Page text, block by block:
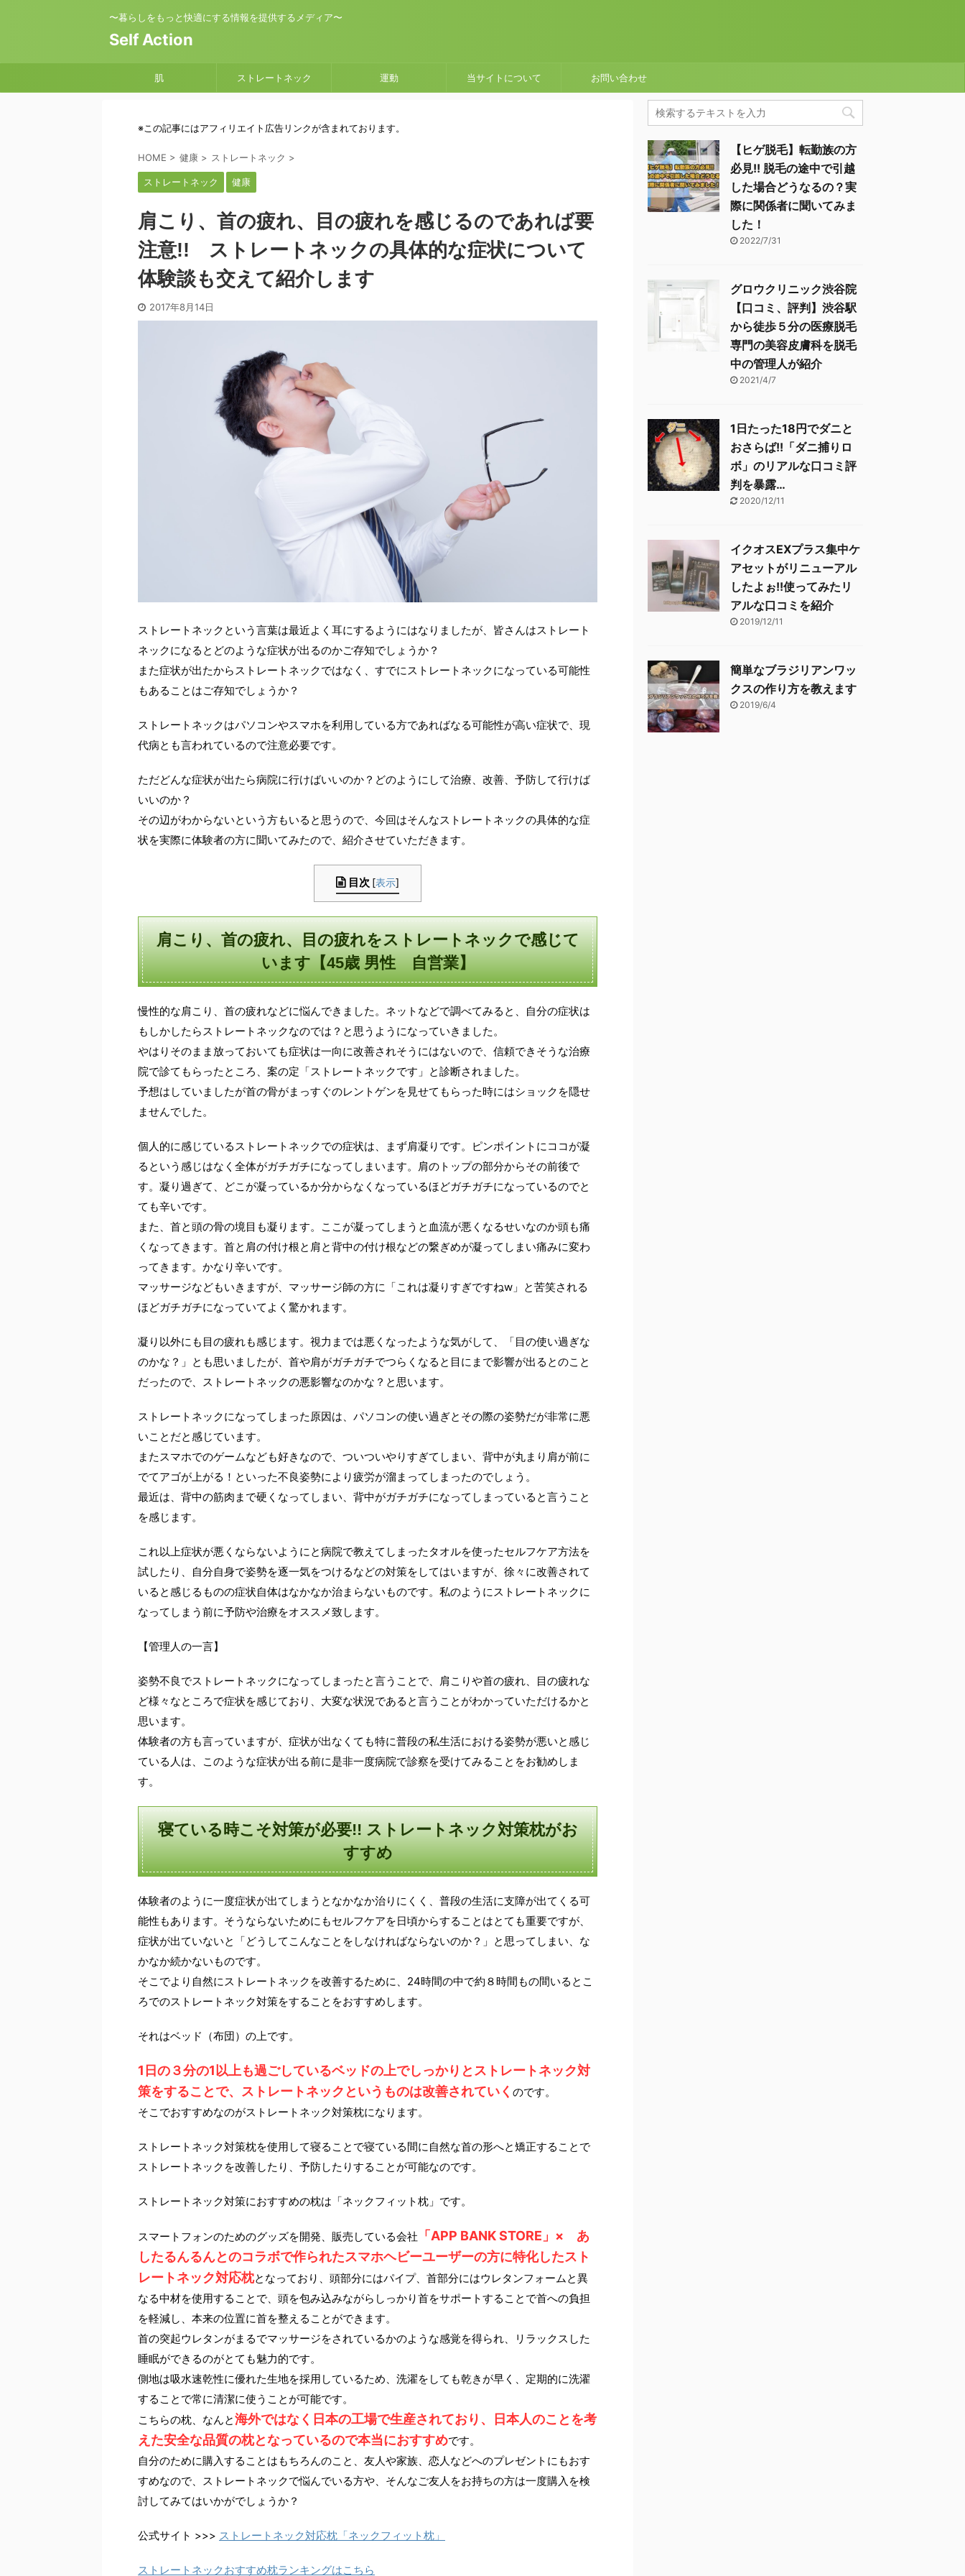
〜暮らしをもっと快適にする情報を提供するメディア〜
Self Action
肌 ストレートネック 運動 当サイトについて お問い合わせ
※この記事にはアフィリエイト広告リンクが含まれております。
HOME > 健康 > ストレートネック >
ストレートネック 健康
肩こり、首の疲れ、目の疲れを感じるのであれば要
注意!! ストレートネックの具体的な症状について
体験談も交えて紹介します
2017年8月14日
ストレートネックという言葉は最近よく耳にするようにはなりましたが、皆さんはストレート
ネックになるとどのような症状が出るのかご存知でしょうか？
また症状が出たからストレートネックではなく、すでにストレートネックになっている可能性
もあることはご存知でしょうか？
ストレートネックはパソコンやスマホを利用している方であればなる可能性が高い症状で、現
代病とも言われているので注意必要です。
ただどんな症状が出たら病院に行けばいいのか？どのようにして治療、改善、予防して行けば
いいのか？
その辺がわからないという方もいると思うので、今回はそんなストレートネックの具体的な症
状を実際に体験者の方に聞いてみたので、紹介させていただきます。
目次 [表示]
肩こり、首の疲れ、目の疲れをストレートネックで感じて
います【45歳 男性 自営業】
慢性的な肩こり、首の疲れなどに悩んできました。ネットなどで調べてみると、自分の症状は
もしかしたらストレートネックなのでは？と思うようになっていきました。
やはりそのまま放っておいても症状は一向に改善されそうにはないので、信頼できそうな治療
院で診てもらったところ、案の定「ストレートネックです」と診断されました。
予想はしていましたが首の骨がまっすぐのレントゲンを見せてもらった時にはショックを隠せ
ませんでした。
個人的に感じているストレートネックでの症状は、まず肩凝りです。ピンポイントにココが凝
るという感じはなく全体がガチガチになってしまいます。肩のトップの部分からその前後で
す。凝り過ぎて、どこが凝っているか分からなくなっているほどガチガチになっているのでと
ても辛いです。
また、首と頭の骨の境目も凝ります。ここが凝ってしまうと血流が悪くなるせいなのか頭も痛
くなってきます。首と肩の付け根と肩と背中の付け根などの繋ぎめが凝ってしまい痛みに変わ
ってきます。かなり辛いです。
マッサージなどもいきますが、マッサージ師の方に「これは凝りすぎですねw」と苦笑される
ほどガチガチになっていてよく驚かれます。
凝り以外にも目の疲れも感じます。視力までは悪くなったような気がして、「目の使い過ぎな
のかな？」とも思いましたが、首や肩がガチガチでつらくなると目にまで影響が出るとのこと
だったので、ストレートネックの悪影響なのかな？と思います。
ストレートネックになってしまった原因は、パソコンの使い過ぎとその際の姿勢だが非常に悪
いことだと感じています。
またスマホでのゲームなども好きなので、ついついやりすぎてしまい、背中が丸まり肩が前に
でてアゴが上がる！といった不良姿勢により疲労が溜まってしまったのでしょう。
最近は、背中の筋肉まで硬くなってしまい、背中がガチガチになってしまっていると言うこと
を感じます。
これ以上症状が悪くならないようにと病院で教えてしまったタオルを使ったセルフケア方法を
試したり、自分自身で姿勢を逐一気をつけるなどの対策をしてはいますが、徐々に改善されて
いると感じるものの症状自体はなかなか治まらないものです。私のようにストレートネックに
なってしまう前に予防や治療をオススメ致します。
【管理人の一言】
姿勢不良でストレートネックになってしまったと言うことで、肩こりや首の疲れ、目の疲れな
ど様々なところで症状を感じており、大変な状況であると言うことがわかっていただけるかと
思います。
体験者の方も言っていますが、症状が出なくても特に普段の私生活における姿勢が悪いと感じ
ている人は、このような症状が出る前に是非一度病院で診察を受けてみることをお勧めしま
す。
寝ている時こそ対策が必要!! ストレートネック対策枕がお
すすめ
体験者のように一度症状が出てしまうとなかなか治りにくく、普段の生活に支障が出てくる可
能性もあります。そうならないためにもセルフケアを日頃からすることはとても重要ですが、
症状が出ていないと「どうしてこんなことをしなければならないのか？」と思ってしまい、な
かなか続かないものです。
そこでより自然にストレートネックを改善するために、24時間の中で約８時間もの間いるとこ
ろでのストレートネック対策をすることをおすすめします。
それはベッド（布団）の上です。
1日の３分の1以上も過ごしているベッドの上でしっかりとストレートネック対
策をすることで、ストレートネックというものは改善されていく のです。
そこでおすすめなのがストレートネック対策枕になります。
ストレートネック対策枕を使用して寝ることで寝ている間に自然な首の形へと矯正することで
ストレートネックを改善したり、予防したりすることが可能なのです。
ストレートネック対策におすすめの枕は「ネックフィット枕」です。
スマートフォンのためのグッズを開発、販売している会社 「APP BANK STORE」× あ
したるんるんとのコラボで作られたスマホヘビーユーザーの方に特化したスト
レートネック対応枕となっており、頭部分にはパイプ、首部分にはウレタンフォームと異
なる中材を使用することで、頭を包み込みながらしっかり首をサポートすることで首への負担
を軽減し、本来の位置に首を整えることができます。
首の突起ウレタンがまるでマッサージをされているかのような感覚を得られ、リラックスした
睡眠ができるのがとても魅力的です。
側地は吸水速乾性に優れた生地を採用しているため、洗濯をしても乾きが早く、定期的に洗濯
することで常に清潔に使うことが可能です。
こちらの枕、なんと海外ではなく日本の工場で生産されており、日本人のことを考
えた安全な品質の枕となっているので本当におすすめです。
自分のために購入することはもちろんのこと、友人や家族、恋人などへのプレゼントにもおす
すめなので、ストレートネックで悩んでいる方や、そんなご友人をお持ちの方は一度購入を検
討してみてはいかがでしょうか？
公式サイト >>> ストレートネック対応枕「ネックフィット枕」
ストレートネックおすすめ枕ランキングはこちら
【ヒゲ脱毛】転勤族の方
必見!! 脱毛の途中で引越
した場合どうなるの？実
際に関係者に聞いてみま
した！
2022/7/31
グロウクリニック渋谷院
【口コミ、評判】渋谷駅
から徒歩５分の医療脱毛
専門の美容皮膚科を脱毛
中の管理人が紹介
2021/4/7
1日たった18円でダニと
おさらば!!「ダニ捕りロ
ボ」のリアルな口コミ評
判を暴露…
2020/12/11
イクオスEXプラス集中ケ
アセットがリニューアル
したよぉ!!使ってみたリ
アルな口コミを紹介
2019/12/11
簡単なブラジリアンワッ
クスの作り方を教えます
2019/6/4